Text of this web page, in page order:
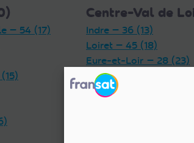
— 54 (17)
Centre-Val de
Indre — 36 (13)
Loiret — 45 (18)
Eure-et-Loir — 28 (23)
Loir-et-Cher — 41 (14)
Indre-et-Loire — 37 (18)